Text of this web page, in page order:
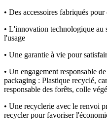
• Des accessoires fabriqués
• L'innovation technologique au
l'usage
• Une garantie à vie pour
• Un engagement responsable
packaging : Plastique recyclé,
responsable des forêts, colle
• Une recyclerie avec le renvoi
recycler pour favoriser